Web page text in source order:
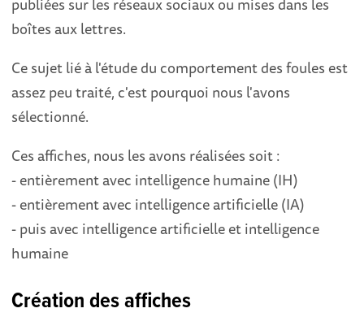
boîtes aux lettres.
Ce sujet lié à l'étude du comportement des foules est
assez peu traité, c'est pourquoi nous l'avons
sélectionné.
Ces affiches, nous les avons réalisées soit :
- entièrement avec intelligence humaine (IH)
- entièrement avec intelligence artificielle (IA)
- puis avec intelligence artificielle et intelligence
humaine
Création des affiches